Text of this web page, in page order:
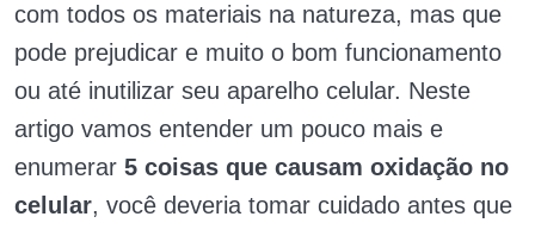
com todos os materiais na natureza, mas que
pode prejudicar e muito o bom funcionamento
ou até inutilizar seu aparelho celular. Neste
artigo vamos entender um pouco mais e
enumerar 5 coisas que causam oxidação no
celular, você deveria tomar cuidado antes que